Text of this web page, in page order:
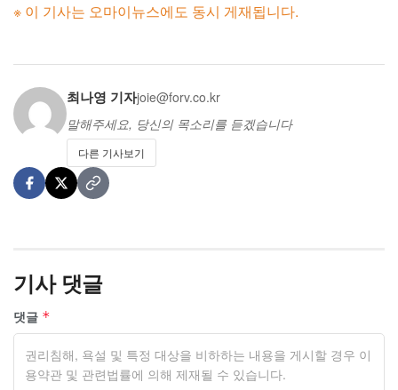
※ 이 기사는 오마이뉴스에도 동시 게재됩니다.
최나영 기자joie@forv.co.kr
말해주세요, 당신의 목소리를 듣겠습니다
다른 기사보기
기사 댓글
댓글 *